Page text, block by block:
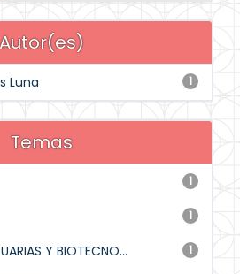
Autor(es)
1
Luna
Temas
1
1
1
Y BIOTECNO...